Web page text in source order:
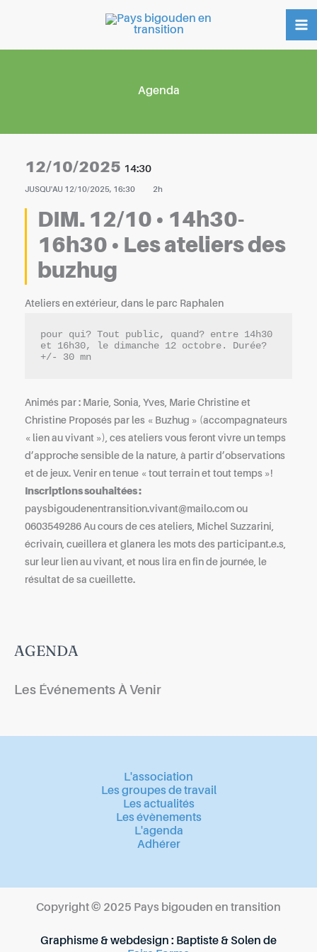
Agenda
12/10/2025 14:30
JUSQU'AU 12/10/2025, 16:30 2h
DIM. 12/10 • 14h30-
16h30 • Les ateliers des
buzhug
Ateliers en extérieur, dans le parc Raphalen
pour qui? Tout public, quand? entre 14h30
et 16h30, le dimanche 12 octobre. Durée?
+/- 30 mn
Animés par : Marie, Sonia, Yves, Marie Christine et
Christine Proposés par les « Buzhug » (accompagnateurs
« lien au vivant »), ces ateliers vous feront vivre un temps
d’approche sensible de la nature, à partir d’observations
et de jeux. Venir en tenue « tout terrain et tout temps »!
Inscriptions souhaitées :
paysbigoudenentransition.vivant@mailo.com ou
0603549286 Au cours de ces ateliers, Michel Suzzarini,
écrivain, cueillera et glanera les mots des participant.e.s,
sur leur lien au vivant, et nous lira en fin de journée, le
résultat de sa cueillette.
AGENDA
Les Événements À Venir
L'association
Les groupes de travail
Les actualités
Les évènements
L'agenda
Adhérer
Copyright © 2025 Pays bigouden en transition
Graphisme & webdesign : Baptiste & Solen de